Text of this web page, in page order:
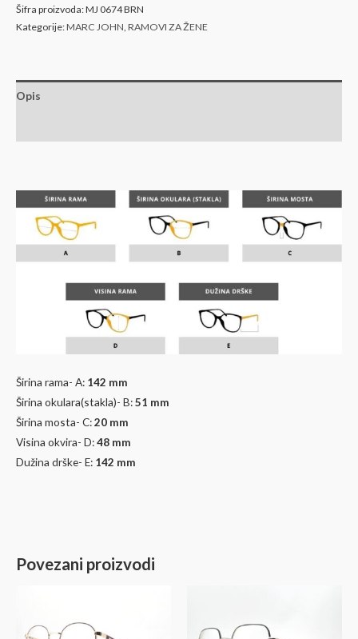
Šifra proizvoda:MJ 0674 BRN
Kategorije:MARC JOHN, RAMOVI ZA ŽENE
Opis
Širina rama- A: 142 mm
Širina okulara(stakla)- B:51 mm
Širina mosta- C:20 mm
Visina okvira- D:48 mm
Dužina drške- E: 142 mm
Povezani proizvodi